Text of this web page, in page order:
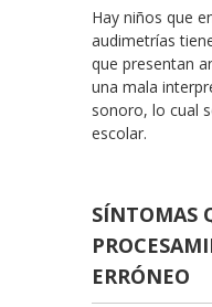
Hay niños que
audimetrías
que presentan
una mala
sonoro, lo cual
escolar.
SÍNTOMAS
ERRÓNEO